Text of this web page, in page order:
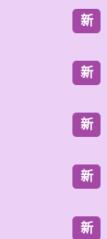
新
新
新
新
新